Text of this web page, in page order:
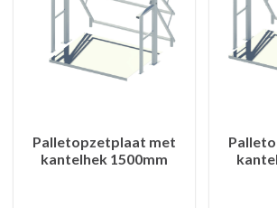
Palletopzetplaat met
kantelhek 1500mm